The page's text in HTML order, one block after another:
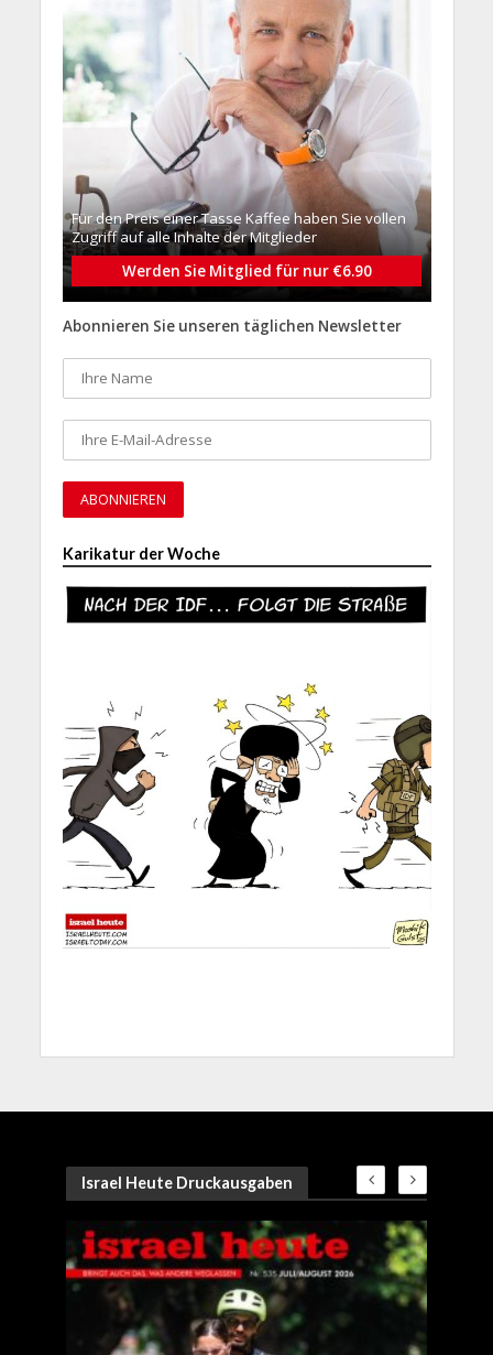
Für den Preis einer Tasse Kaffee haben Sie vollen
Zugriff auf alle Inhalte der Mitglieder
Werden Sie Mitglied für nur €6.90
Abonnieren Sie unseren täglichen Newsletter
Karikatur der Woche
Israel Heute Druckausgaben